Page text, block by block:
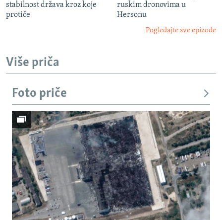
stabilnost država kroz koje
protiče
ruskim dronovima u
Hersonu
Pogledajte sve epizode
Više priča
Foto priče